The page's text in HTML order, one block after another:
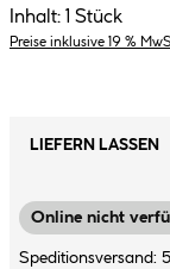
Inhalt: 1 Stück
Preise inklusive 19 %
LIEFERN LASSEN
Online nicht
Speditionsversand: